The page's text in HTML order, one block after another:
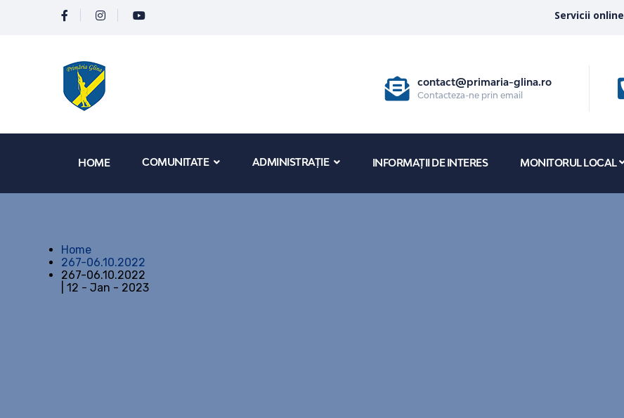
Servicii online
contact@primaria-glina.ro
Contacteza-ne prin email
HOME COMUNITATE ADMINISTRAȚIE INFORMAȚII DE INTERES MONITORUL LOCAL
Home
267-06.10.2022
267-06.10.2022
| 12 - Jan - 2023